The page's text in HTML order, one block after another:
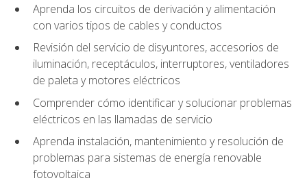
Aprenda los circuitos de derivación y alimentación
con varios tipos de cables y conductos
Revisión del servicio de disyuntores, accesorios de
iluminación, receptáculos, interruptores, ventiladores
de paleta y motores eléctricos
Comprender cómo identificar y solucionar problemas
eléctricos en las llamadas de servicio
Aprenda instalación, mantenimiento y resolución de
problemas para sistemas de energía renovable
fotovoltaica